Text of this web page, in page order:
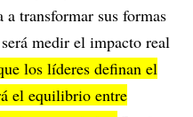
a transformar sus formas
medir el impacto real
los líderes definan el
el equilibrio entre